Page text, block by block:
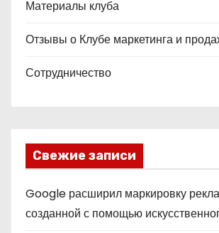
Материалы клуба
Отзывы о Клубе маркетинга и
Сотрудничество
Свежие записи
Google расширил маркировку
созданной с помощью